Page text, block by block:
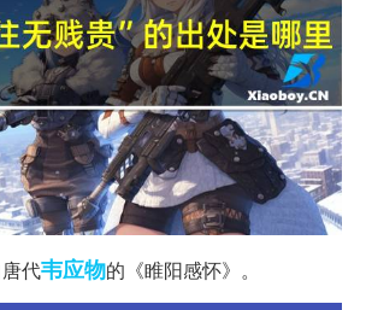
代韦应物的《睢阳感怀》。